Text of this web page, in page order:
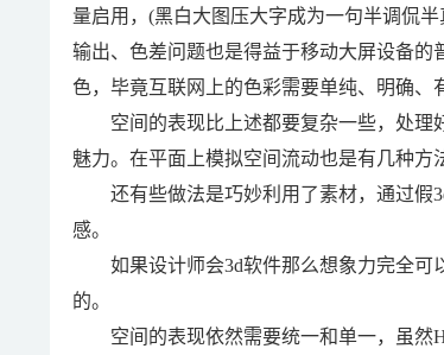
量启用，(黑白大图压大字成为一句半调侃
输出、色差问题也是得益于移动大屏设备的
色，毕竟互联网上的色彩需要单纯、明确、
空间的表现比上述都要复杂一些，处理
魅力。在平面上模拟空间流动也是有几种方
还有些做法是巧妙利用了素材，通过假
感。
如果设计师会3d软件那么想象力完全可
的。
空间的表现依然需要统一和单一，虽然